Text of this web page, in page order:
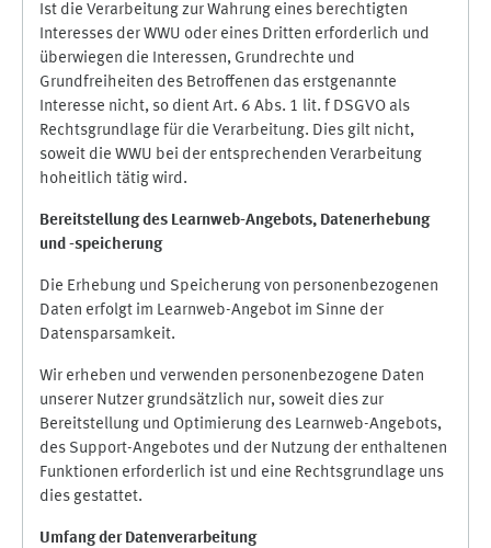
Ist die Verarbeitung zur Wahrung eines berechtigten
Interesses der WWU oder eines Dritten erforderlich und
überwiegen die Interessen, Grundrechte und
Grundfreiheiten des Betroffenen das erstgenannte
Interesse nicht, so dient Art. 6 Abs. 1 lit. f DSGVO als
Rechtsgrundlage für die Verarbeitung. Dies gilt nicht,
soweit die WWU bei der entsprechenden Verarbeitung
hoheitlich tätig wird.
Bereitstellung des Learnweb-Angebots, Datenerhebung
und -speicherung
Die Erhebung und Speicherung von personenbezogenen
Daten erfolgt im Learnweb-Angebot im Sinne der
Datensparsamkeit.
Wir erheben und verwenden personenbezogene Daten
unserer Nutzer grundsätzlich nur, soweit dies zur
Bereitstellung und Optimierung des Learnweb-Angebots,
des Support-Angebotes und der Nutzung der enthaltenen
Funktionen erforderlich ist und eine Rechtsgrundlage uns
dies gestattet.
Umfang der Datenverarbeitung